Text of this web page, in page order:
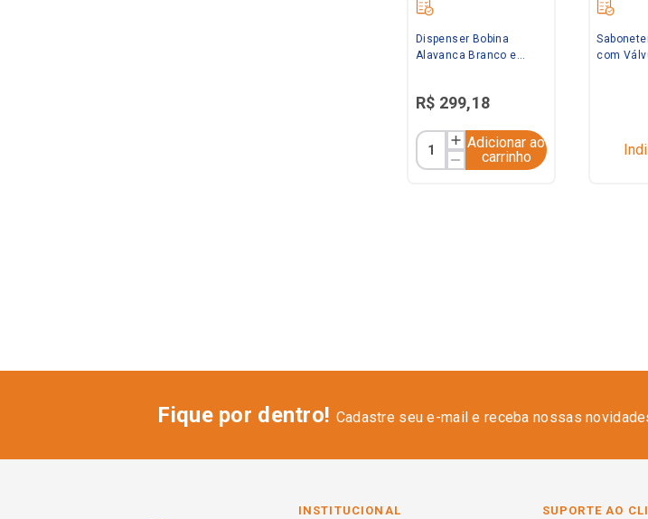
Dispenser Bobina
Alavanca Branco e
R$ 299,18
Adicionar ao
carrinho
com
Fique por dentro! Cadastre seu e-mail e receba nossas
INSTITUCIONAL SUPORTE AO